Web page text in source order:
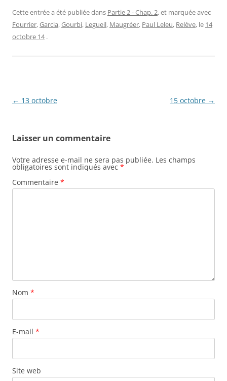
Cette entrée a été publiée dans Partie 2 - Chap. 2, et marquée avec
Fourrier,Garcia,Gourbi, Legueil, Maugréer, Paul Leleu, Relève, le 14
octobre 14 .
Navigation
← 13 octobre 15 octobre →
Laisser un commentaire
Votre adresse e-mail ne sera pas publiée. Les champs
obligatoires sont indiqués avec *
Commentaire *
Nom *
E-mail *
Site web